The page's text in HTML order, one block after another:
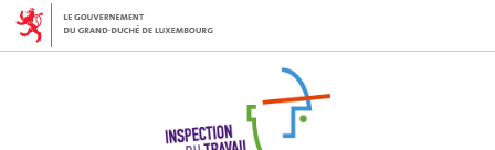
Aller
Aller
au